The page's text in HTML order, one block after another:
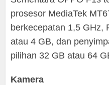
prosesor MediaTek
berkecepatan 1,5 GHz,
atau 4 GB, dan
pilihan 32 GB atau 64
Kamera